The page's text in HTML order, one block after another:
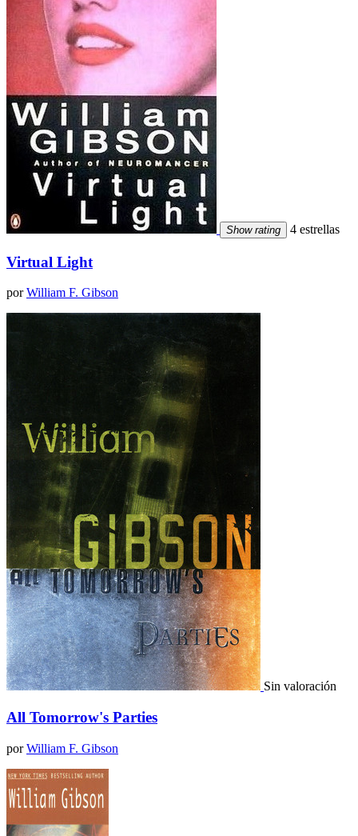
Show rating 4 estrellas
Virtual Light
porWilliam F. Gibson
Sin valoración
All Tomorrow's Parties
porWilliam F. Gibson